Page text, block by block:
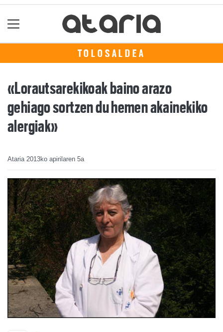
TOLOSALDEA
«Lorautsarekikoak baino arazo
gehiago sortzen du hemen akainekiko
alergiak»
Ataria 2013ko apirilaren 5a